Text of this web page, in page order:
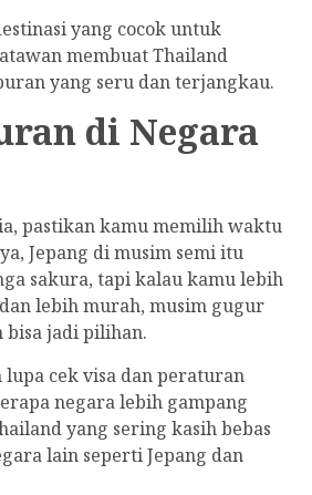
yang cocok untuk
membuat Thailand
yang seru dan terjangkau.
di Negara
pastikan kamu memilih waktu
Jepang di musim semi itu
sakura, tapi kalau kamu lebih
lebih murah, musim gugur
bisa jadi pilihan.
lupa cek visa dan peraturan
negara lebih gampang
yang sering kasih bebas
lain seperti Jepang dan